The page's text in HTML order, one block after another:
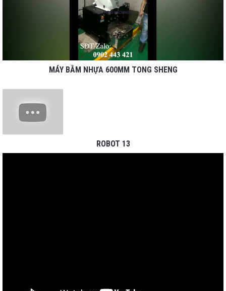
MÁY BẰM NHỰA 600MM TONG SHENG
ROBOT 13